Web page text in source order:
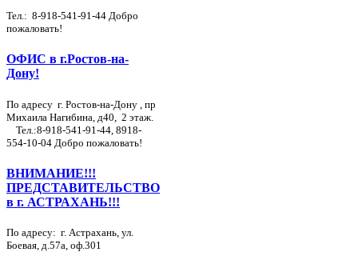
Тел.: 8-918-541-91-44 Добро
пожаловать!
ОФИС в г.Ростов-на-
Дону!
По адресу г. Ростов-на-Дону , пр
Михаила Нагибина, д40, 2 этаж.
Тел.:8-918-541-91-44 8918-
554-10-04 Добро пожаловать!
ВНИМАНИЕ!!!
ПРЕДСТАВИТЕЛЬСТВО
в г. АСТРАХАНЬ!!!
По адресу: г. Астрахань, ул.
Боевая, д.57а, оф.301